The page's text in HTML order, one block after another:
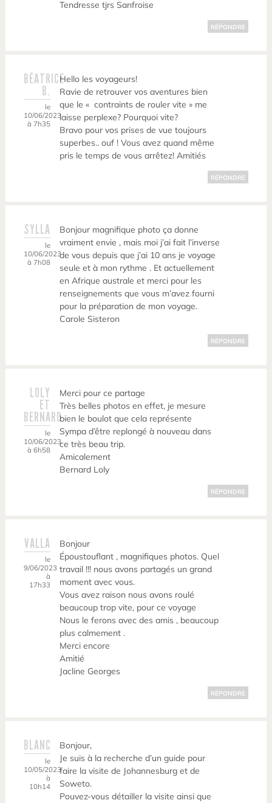
Tendresse tjrs Sanfroise
RÉPONDRE
BÉATRICE
B.
le
10/06/2023
à 7h35
Hello les voyageurs!
Ravie de retrouver vos aventures bien
que le « contraints de rouler vite » me
laisse perplexe? Pourquoi vite?
Bravo pour vos prises de vue toujours
superbes.. ouf ! Vous avez quand même
pris le temps de vous arrêtez! Amitiés
RÉPONDRE
SYLLA
le
10/06/2023
à 7h08
Bonjour magnifique photo ça donne
vraiment envie , mais moi j’ai fait l’inverse
de vous depuis que j’ai 10 ans je voyage
seule et à mon rythme . Et actuellement
en Afrique australe et merci pour les
renseignements que vous m’avez fourni
pour la préparation de mon voyage.
Carole Sisteron
RÉPONDRE
LOLY
ET
BERNARD
le
10/06/2023
à 6h58
Merci pour ce partage
Très belles photos en effet, je mesure
bien le boulot que cela représente
Sympa d’être replongé à nouveau dans
ce très beau trip.
Amicalement
Bernard Loly
RÉPONDRE
VALLA
le
9/06/2023
à
17h33
Bonjour
Époustouflant , magnifiques photos. Quel
travail !!! nous avons partagés un grand
moment avec vous.
Vous avez raison nous avons roulé
beaucoup trop vite, pour ce voyage
Nous le ferons avec des amis , beaucoup
plus calmement .
Merci encore
Amitié
Jacline Georges
RÉPONDRE
BLANC
le
10/05/2023
à
10h14
Bonjour,
Je suis à la recherche d’un guide pour
faire la visite de Johannesburg et de
Soweto.
Pouvez-vous détailler la visite ainsi que